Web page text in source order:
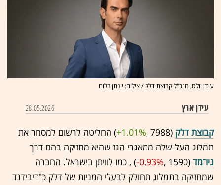
עידן וולס, מנכ"ל קבוצת דלק / צילום: יונתן בלום
עידן ארץ 28.05.2026
קבוצת דלק (7988 ,‎
+1.01%‏) החליטה לרשום למסחר את
תמלוג העל שלה ממאגרי הגז שהיא מחזיקה בהם דרך
ניו־מד (1590 ,‎
-0.93%‏) , כמו לוויתן בישראל. החברה
שמחזיקה בתמלוג תחולק לבעלי המניות של דלק כ"דיבידנד